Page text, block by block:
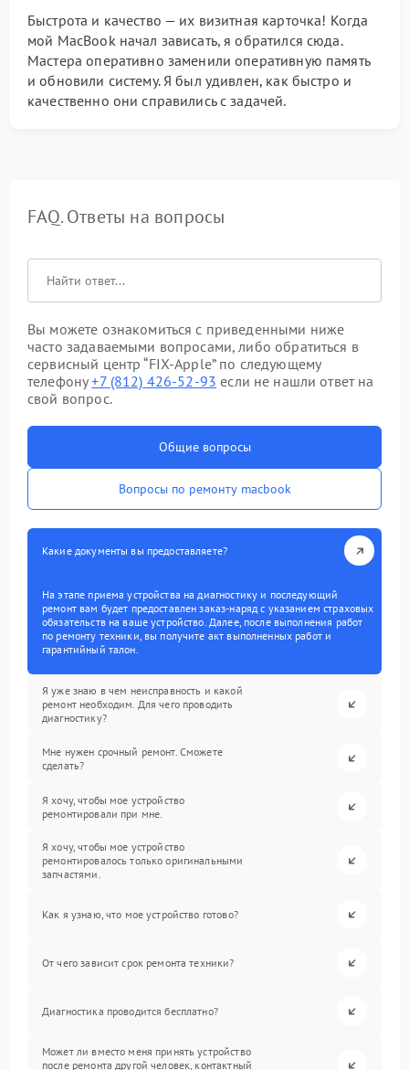
Быстрота и качество — их визитная карточка! Когда
мой MacBook начал зависать, я обратился сюда.
Мастера оперативно заменили оперативную память
и обновили систему. Я был удивлен, как быстро и
качественно они справились с задачей.
FAQ. Ответы на вопросы
Вы можете ознакомиться с приведенными ниже
часто задаваемыми вопросами, либо обратиться в
сервисный центр “FIX-Apple” по следующему
телефону+7 (812) 426-52-93 если не нашли ответ на
свой вопрос.
Общие вопросы
Вопросы по ремонту macbook
Какие документы вы предоставляете?
На этапе приема устройства на диагностику и последующий
ремонт вам будет предоставлен заказ-наряд с указанием страховых
обязательств на ваше устройство. Далее, после выполнения работ
по ремонту техники, вы получите акт выполненных работ и
гарантийный талон.
Я уже знаю в чем неисправность и какой
ремонт необходим. Для чего проводить
диагностику?
Мне нужен срочный ремонт. Сможете
сделать?
Я хочу, чтобы мое устройство
ремонтировали при мне.
Я хочу, чтобы мое устройство
ремонтировалось только оригинальными
запчастями.
Как я узнаю, что мое устройство готово?
От чего зависит срок ремонта техники?
Диагностика проводится бесплатно?
Может ли вместо меня принять устройство
после ремонта другой человек, контактный